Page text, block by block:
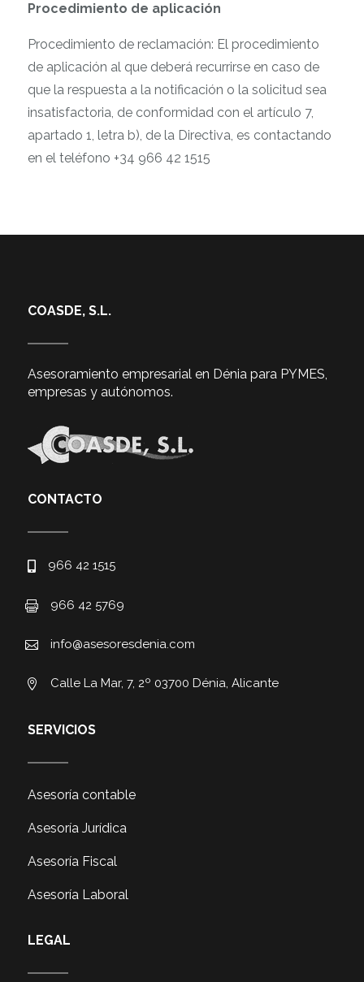
Procedimiento de aplicación
Procedimiento de reclamación: El procedimiento
de aplicación al que deberá recurrirse en caso de
que la respuesta a la notificación o la solicitud sea
insatisfactoria, de conformidad con el artículo 7,
apartado 1, letra b), de la Directiva, es contactando
en el teléfono +34 966 42 1515
COASDE, S.L.
Asesoramiento empresarial en Dénia para PYMES,
empresas y autónomos.
CONTACTO
966 42 1515
 966 42 5769
 info@asesoresdenia.com
 Calle La Mar, 7, 2º 03700 Dénia, Alicante
SERVICIOS
Asesoría contable
Asesoría Jurídica
Asesoría Fiscal
Asesoría Laboral
LEGAL